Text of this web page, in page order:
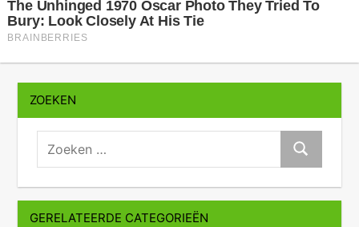
ZOEKEN
zoeken:
Zoeken
GERELATEERDE CATEGORIEËN